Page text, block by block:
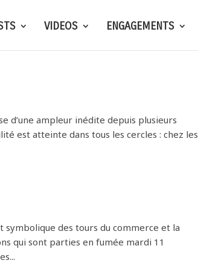
VIDEOS ENGAGEMENTS
d’une ampleur inédite depuis plusieurs
est atteinte dans tous les cercles : chez les
des tours du commerce et la
qui sont parties en fumée mardi 11